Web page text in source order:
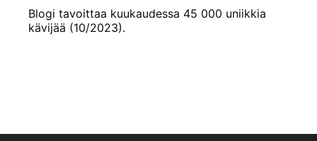
Blogi tavoittaa kuukaudessa 45 000 uniikkia
kävijää (10/2023).